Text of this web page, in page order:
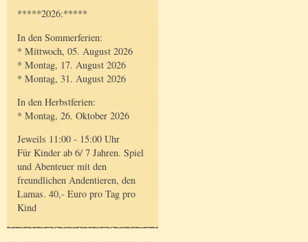
*****2026:*****
In den Sommerferien:
* Mittwoch, 05. August 2026
* Montag, 17. August 2026
* Montag, 31. August 2026
In den Herbstferien:
* Montag, 26. Oktober 2026
Jeweils 11:00 - 15:00 Uhr
Für Kinder ab 6/ 7 Jahren. Spiel
und Abenteuer mit den
freundlichen Andentieren, den
Lamas. 40,- Euro pro Tag pro
Kind